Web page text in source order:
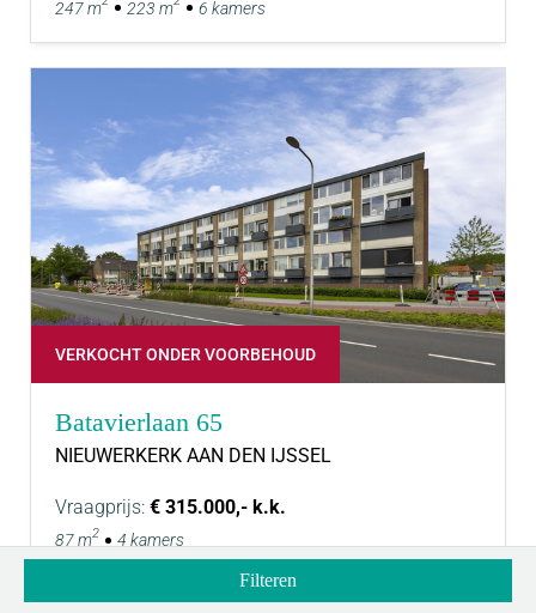
Filteren
247 m 223 m 6 kamers
VERKOCHT ONDER VOORBEHOUD
Batavierlaan 65
NIEUWERKERK AAN DEN IJSSEL
Vraagprijs: € 315.000,- k.k.
87 m2 4 kamers